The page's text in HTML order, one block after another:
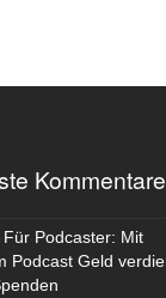
Kommentare
Für Podcaster: Mit
Podcast Geld